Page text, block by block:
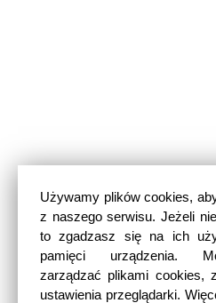
Używamy plików cookies,
z naszego serwisu. Jeżeli
to zgadzasz się na ich
pamięci urządzenia.
zarządzać plikami cookies,
ustawienia przeglądarki.